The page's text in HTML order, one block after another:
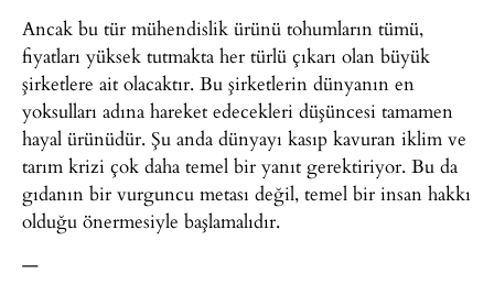
Ancak bu tür mühendislik ürünü tohumların tümü,
fiyatları yüksek tutmakta her türlü çıkarı olan büyük
şirketlere ait olacaktır. Bu şirketlerin dünyanın en
yoksulları adına hareket edecekleri düşüncesi tamamen
hayal ürünüdür. Şu anda dünyayı kasıp kavuran iklim ve
tarım krizi çok daha temel bir yanıt gerektiriyor. Bu da
gıdanın bir vurguncu metası değil, temel bir insan hakkı
olduğu önermesiyle başlamalıdır.
—